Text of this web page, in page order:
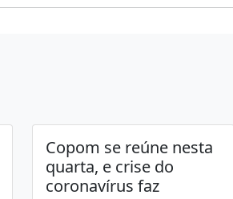
Copom se reúne nesta
quarta, e crise do
coronavírus faz